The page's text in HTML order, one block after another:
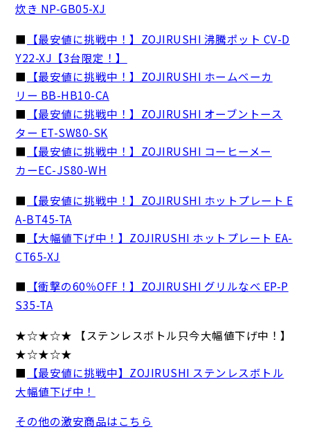
炊き NP-GB05-XJ
■ 【最安値に挑戦中！】ZOJIRUSHI 沸騰ポット CV-D
Y22-XJ【3台限定！】
■ 【最安値に挑戦中！】ZOJIRUSHI ホームベーカ
リー BB-HB10-CA
■ 【最安値に挑戦中！】ZOJIRUSHI オーブントース
ター ET-SW80-SK
■ 【最安値に挑戦中！】ZOJIRUSHI コーヒーメー
カーEC-JS80-WH
■ 【最安値に挑戦中！】ZOJIRUSHI ホットプレート E
A-BT45-TA
■ 【大幅値下げ中！】ZOJIRUSHI ホットプレート EA-
CT65-XJ
■ 【衝撃の60％OFF！】ZOJIRUSHI グリルなべ EP-P
S35-TA
★☆★☆★ 【ステンレスボトル只今大幅値下げ中！】
★☆★☆★
■ 【最安値に挑戦中】ZOJIRUSHI ステンレスボトル
大幅値下げ中！
その他の激安商品はこちら